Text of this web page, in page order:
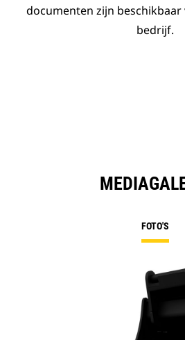
documenten zijn
bedrijf.
FOTO'S